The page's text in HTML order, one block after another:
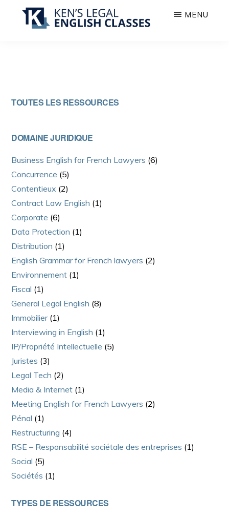
Passer
Passer
pour
et
MENU
Barre
principale
TOUTES LES RESSOURCES
DOMAINE JURIDIQUE
Business English for French Lawyers (6)
Concurrence (5)
Contentieux (2)
Contract Law English (1)
Corporate (6)
Data Protection (1)
Distribution (1)
English Grammar for French lawyers (2)
Environnement (1)
Fiscal (1)
General Legal English (8)
Immobilier(1)
Interviewing in English (1)
IP/Propriété Intellectuelle (5)
Juristes (3)
Legal Tech (2)
Media & Internet (1)
Meeting English for French Lawyers (2)
Pénal (1)
Restructuring (4)
RSE – Responsabilité sociétale des entreprises (1)
Social (5)
Sociétés (1)
TYPES DE RESSOURCES